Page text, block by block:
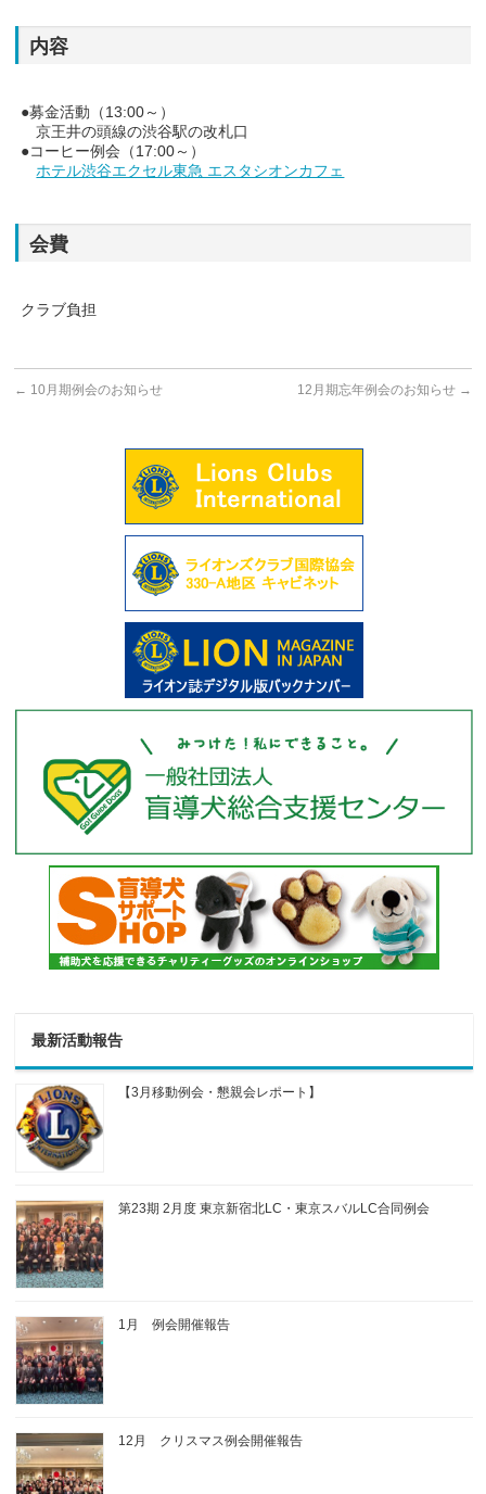
内容
●募金活動（13:00～）
京王井の頭線の渋谷駅の改札口
●コーヒー例会（17:00～）
ホテル渋谷エクセル東急 エスタシオンカフェ
会費
クラブ負担
← 10月期例会のお知らせ 12月期忘年例会のお知らせ →
最新活動報告
【3月移動例会・懇親会レポート】
第23期 2月度 東京新宿北LC・東京スバルLC合同例会
1月 例会開催報告
12月 クリスマス例会開催報告